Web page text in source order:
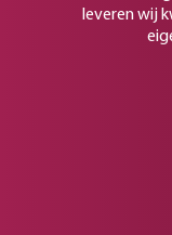
leveren wij